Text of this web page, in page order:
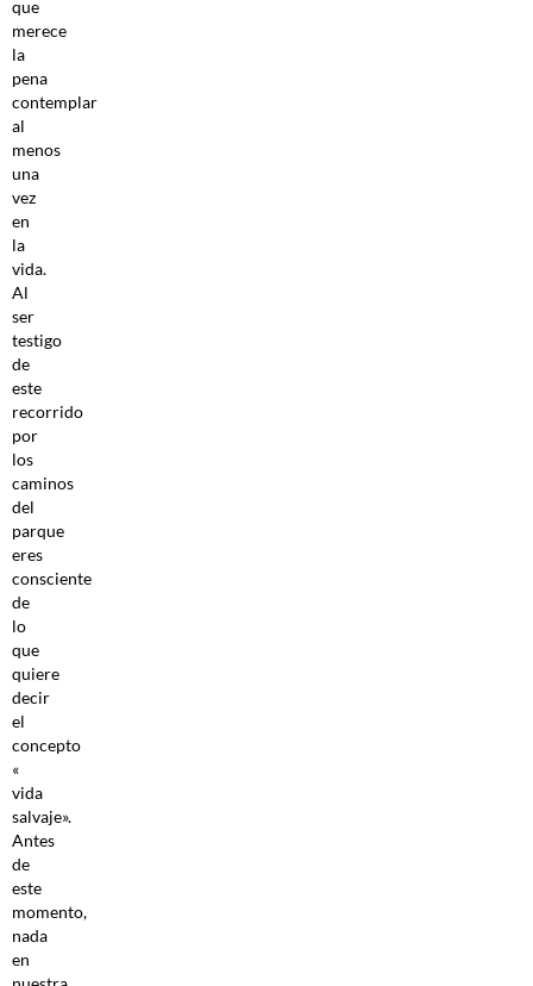
que
merece
la
pena
contemplar
al
menos
una
vez
en
la
vida.
Al
ser
testigo
de
este
recorrido
por
los
caminos
del
parque
eres
consciente
de
lo
que
quiere
decir
el
concepto
«​
vida
salvaje».
Antes
de
este
momento,
nada
en